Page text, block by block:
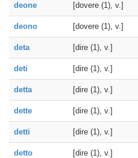
deone [dovere (1), v.]
deono [dovere (1), v.]
deta [dire (1), v.]
deti [dire (1), v.]
detta [dire (1), v.]
dette [dire (1), v.]
detti [dire (1), v.]
detto [dire (1), v.]